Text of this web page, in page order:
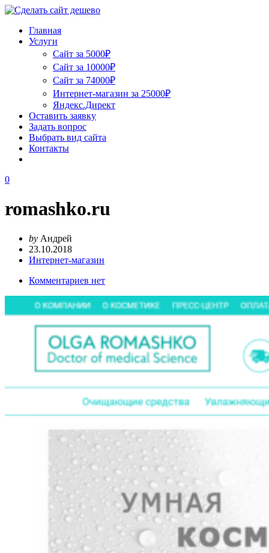
Главная
Услуги
Сайт за 5000₽
Сайт за 10000₽
Сайт за 74000₽
Интернет-магазин за 25000₽
Яндекс.Директ
Оставить заявку
Задать вопрос
Выбрать вид сайта
Контакты
0
romashko.ru
by Андрей
23.10.2018
Интернет-магазин
Комментариев нет